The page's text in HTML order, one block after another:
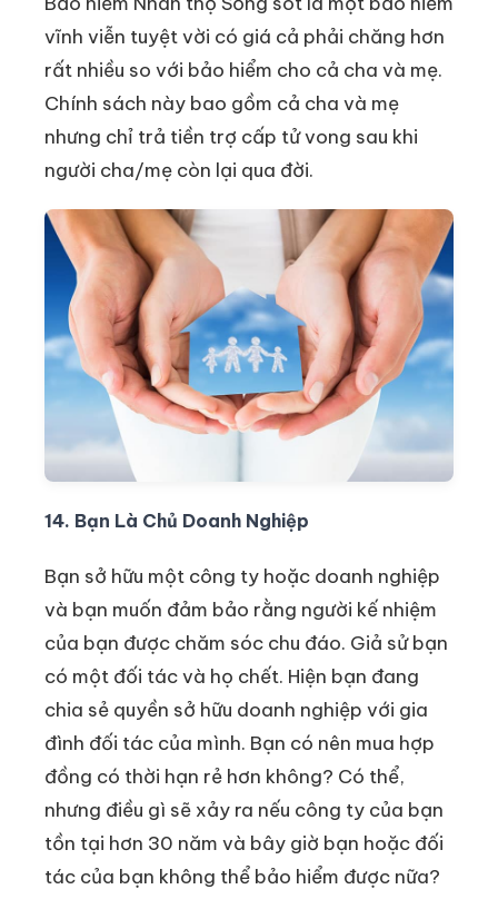
vĩnh viễn tuyệt vời có giá cả phải chăng hơn
rất nhiều so với bảo hiểm cho cả cha và mẹ.
Chính sách này bao gồm cả cha và mẹ
nhưng chỉ trả tiền trợ cấp tử vong sau khi
người cha/mẹ còn lại qua đời.
14. Bạn Là Chủ Doanh Nghiệp
Bạn sở hữu một công ty hoặc doanh nghiệp
và bạn muốn đảm bảo rằng người kế nhiệm
của bạn được chăm sóc chu đáo. Giả sử bạn
có một đối tác và họ chết. Hiện bạn đang
chia sẻ quyền sở hữu doanh nghiệp với gia
đình đối tác của mình. Bạn có nên mua hợp
đồng có thời hạn rẻ hơn không? Có thể,
nhưng điều gì sẽ xảy ra nếu công ty của bạn
tồn tại hơn 30 năm và bây giờ bạn hoặc đối
tác của bạn không thể bảo hiểm được nữa?